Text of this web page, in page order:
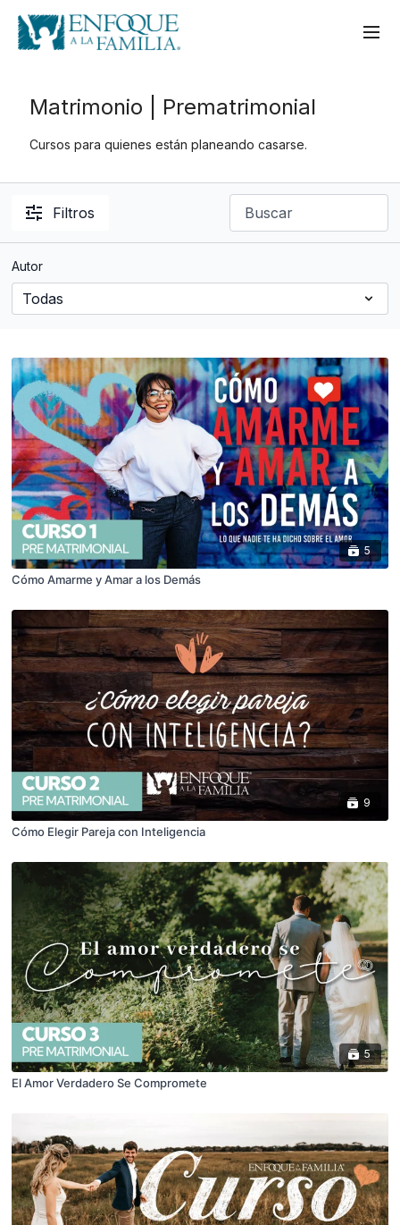
Matrimonio | Prematrimonial
Cursos para quienes están planeando casarse.
Filtros
Autor
5
Cómo Amarme y Amar a los Demás
9
Cómo Elegir Pareja con Inteligencia
5
El Amor Verdadero Se Compromete